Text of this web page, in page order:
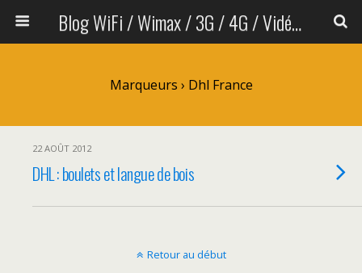
Blog WiFi / Wimax / 3G / 4G / Vidéo sans fil
Marqueurs › Dhl France
22 AOÛT 2012
DHL : boulets et langue de bois
Retour au début